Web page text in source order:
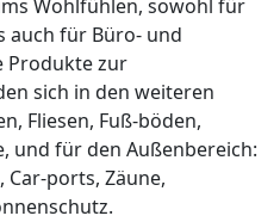
Wohlfühlen, sowohl für
auch für Büro- und
Produkte zur
sich in den weiteren
Fliesen, Fuß-böden,
und für den Außenbereich:
ports, Zäune,